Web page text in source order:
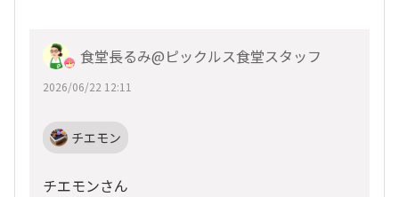
食堂長るみ@ピックルス食堂スタッフ
2026/06/22 12:11
チエモン
チエモンさん